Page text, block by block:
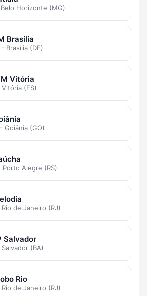
Horizonte (MG)
Brasília
Brasília (DF)
Vitória
(ES)
Goiânia (GO)
Porto Alegre (RS)
Rio de Janeiro (RJ)
Salvador
(BA)
Rio
Rio de Janeiro (RJ)